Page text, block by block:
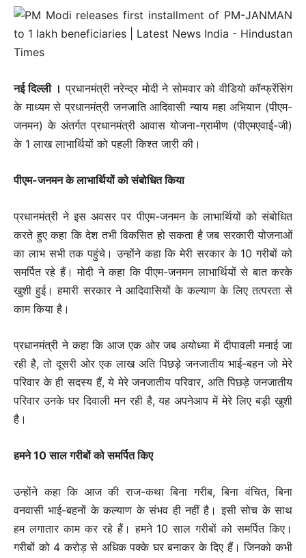
नई दिल्ली । प्रधानमंत्री नरेन्द्र मोदी ने सोमवार को वीडियो कॉन्फ्रेंसिंग
के माध्यम से प्रधानमंत्री जनजाति आदिवासी न्याय महा अभियान (पीएम-
जनमन) के अंतर्गत प्रधानमंत्री आवास योजना-ग्रामीण (पीएमएवाई-जी)
के 1 लाख लाभार्थियों को पहली किश्त जारी की।
पीएम-जनमन के लाभार्थियों को संबोधित किया
प्रधानमंत्री ने इस अवसर पर पीएम-जनमन के लाभार्थियों को संबोधित
करते हुए कहा कि देश तभी विकसित हो सकता है जब सरकारी योजनाओं
का लाभ सभी तक पहुंचे। उन्होंने कहा कि मेरी सरकार के 10 गरीबों को
समर्पित रहे हैं। मोदी ने कहा कि पीएम-जनमन लाभार्थियों से बात करके
खुशी हुई। हमारी सरकार ने आदिवासियों के कल्याण के लिए तत्परता से
काम किया है।
प्रधानमंत्री ने कहा कि आज एक ओर जब अयोध्या में दीपावली मनाई जा
रही है, तो दूसरी ओर एक लाख अति पिछड़े जनजातीय भाई-बहन जो मेरे
परिवार के ही सदस्य हैं, ये मेरे जनजातीय परिवार, अति पिछड़े जनजातीय
परिवार उनके घर दिवाली मन रही है, यह अपनेआप में मेरे लिए बड़ी खुशी
है।
हमने 10 साल गरीबों को समर्पित किए
उन्होंने कहा कि आज की राज-कथा बिना गरीब, बिना वंचित, बिना
वनवासी भाई-बहनों के कल्याण के संभव ही नहीं है। इसी सोच के साथ
हम लगातार काम कर रहे हैं। हमने 10 साल गरीबों को समर्पित किए।
गरीबों को 4 करोड़ से अधिक पक्के घर बनाकर के दिए हैं। जिनको कभी